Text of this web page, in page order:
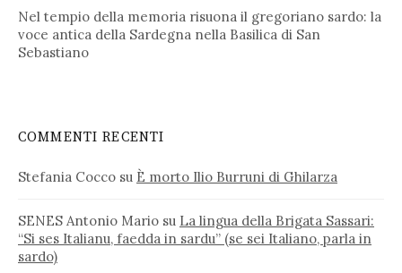
Nel tempio della memoria risuona il gregoriano sardo: la
voce antica della Sardegna nella Basilica di San
Sebastiano
COMMENTI RECENTI
Stefania Cocco su È morto Ilio Burruni di Ghilarza
SENES Antonio Mario su La lingua della Brigata Sassari:
“Si ses Italianu, faedda in sardu” (se sei Italiano, parla in
sardo)